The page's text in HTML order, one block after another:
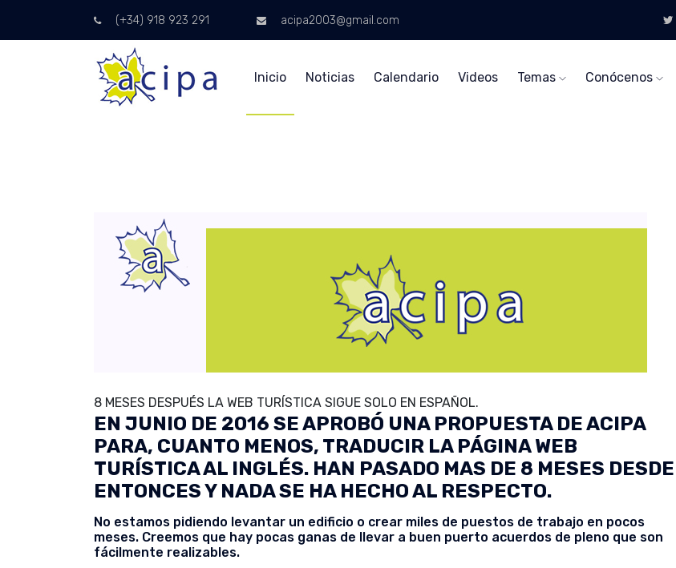
(+34) 918 923 291 acipa2003@gmail.com
Inicio Noticias Calendario Videos Temas Conócenos
8 MESES DESPUÉS LA WEB TURÍSTICA SIGUE SOLO EN ESPAÑOL.
EN JUNIO DE 2016 SE APROBÓ UNA PROPUESTA DE ACIPA
PARA, CUANTO MENOS, TRADUCIR LA PÁGINA WEB
TURÍSTICA AL INGLÉS. HAN PASADO MAS DE 8 MESES DESDE
ENTONCES Y NADA SE HA HECHO AL RESPECTO.
No estamos pidiendo levantar un edificio o crear miles de puestos de trabajo en pocos
meses. Creemos que hay pocas ganas de llevar a buen puerto acuerdos de pleno que son
fácilmente realizables.